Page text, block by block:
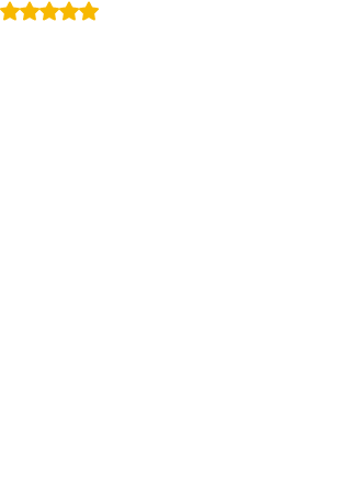
5つ星のうちNaNと評価されています。